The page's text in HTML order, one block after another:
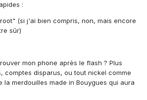
:
(si j'ai bien compris, non, mais encore
sûr)
mon phone après le flash ? Plus
comptes disparus, ou tout nickel comme
la merdouilles made in Bouygues qui aura